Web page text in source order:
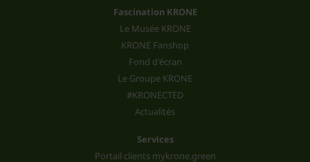
Fascination KRONE
Le Musée KRONE
KRONE Fanshop
Fond d'écran
Le Groupe KRONE
#KRONECTED
Actualités
Services
Portail clients mykrone.green